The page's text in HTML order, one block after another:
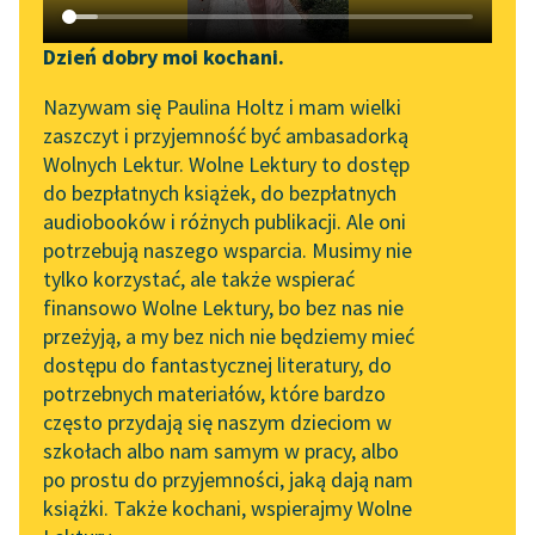
Katalog DAISY
Podkasty o książkach
Zgłoś brak utworu
Aktualności
Zapraszamy na spotkanie
online z tłumaczkami
literatury skandynawskiej
Spotkanie z Katarzyną
Tunkiel w Oslo
Wolne Lektury na 32.
Pol’and’Rock Festivalu
„Kochanek Lady
Chatterley” do słuchania
na Wolnych Lekturach
Nowy audiobook –
Narzędzia
Mapa Wolnych Lektur
Leśmianator
Przewodnik dla piszących i
czytających
API
OAI-PMH
Widget Wolnych Lektur
Przypisy
Dzień dobry moi kochani.
Nazywam się Paulina Holtz i mam wielki
zaszczyt i przyjemność być ambasadorką
Wolnych Lektur. Wolne Lektury to dostęp
do bezpłatnych książek, do bezpłatnych
audiobooków i różnych publikacji. Ale oni
potrzebują naszego wsparcia. Musimy nie
tylko korzystać, ale także wspierać
finansowo Wolne Lektury, bo bez nas nie
przeżyją, a my bez nich nie będziemy mieć
dostępu do fantastycznej literatury, do
potrzebnych materiałów, które bardzo
często przydają się naszym dzieciom w
szkołach albo nam samym w pracy, albo
po prostu do przyjemności, jaką dają nam
książki. Także kochani, wspierajmy Wolne
dzień jak co dzień (tomik)
[Dzień jak co dzień - Dedykacja]
Daleko
Na wsi
pobierz książkę